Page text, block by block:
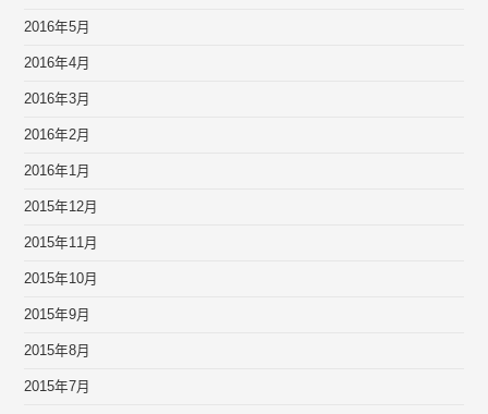
2016年5月
2016年4月
2016年3月
2016年2月
2016年1月
2015年12月
2015年11月
2015年10月
2015年9月
2015年8月
2015年7月